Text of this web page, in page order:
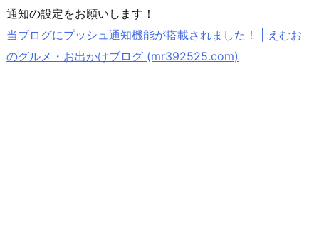
通知の設定をお願いします！
当ブログにプッシュ通知機能が搭載されました！ | えむお
のグルメ・お出かけブログ (mr392525.com)